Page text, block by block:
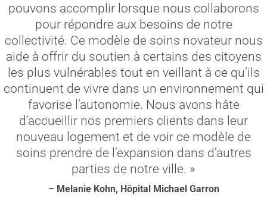
pouvons accomplir lorsque nous collaborons
pour répondre aux besoins de notre
collectivité. Ce modèle de soins novateur nous
aide à offrir du soutien à certains des citoyens
les plus vulnérables tout en veillant à ce qu’ils
continuent de vivre dans un environnement qui
favorise l’autonomie. Nous avons hâte
d’accueillir nos premiers clients dans leur
nouveau logement et de voir ce modèle de
soins prendre de l’expansion dans d’autres
parties de notre ville. »
– Melanie Kohn, Hôpital Michael Garron